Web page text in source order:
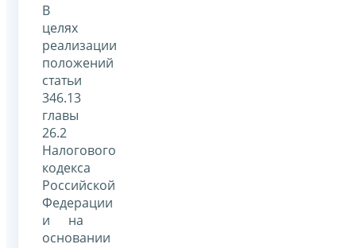
В
целях
реализации
положений
статьи
346.13
главы
26.2
Налогового
кодекса
Российской
Федерации
и на
основании